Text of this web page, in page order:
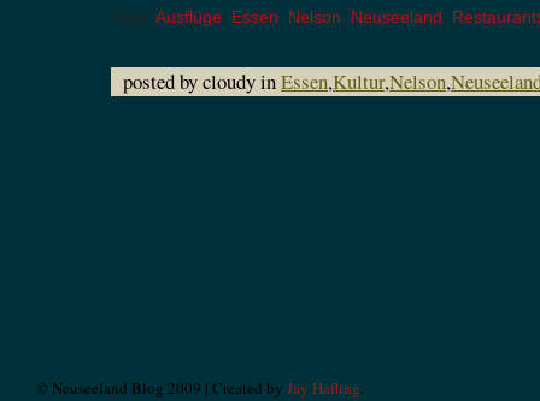
Tags: Ausflüge Essen Nelson Neuseeland
posted by cloudy inEssen,Kultur,Nelson,
© Neuseeland Blog 2009 | Created by Jay Hafling.